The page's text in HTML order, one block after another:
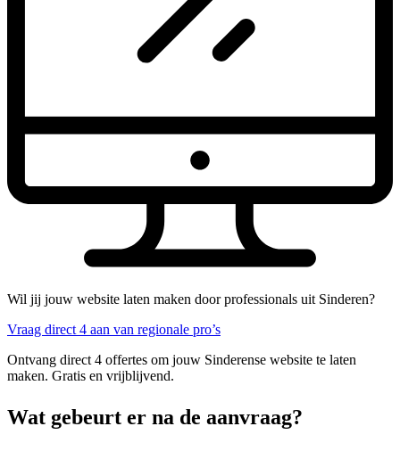
Wil jij jouw website laten maken door professionals uit Sinderen?
Vraag direct 4 aan van regionale pro’s
Ontvang direct 4 offertes om jouw Sinderense website te laten
maken. Gratis en vrijblijvend.
Wat gebeurt er na de aanvraag?